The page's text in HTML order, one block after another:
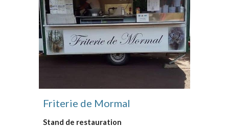
Friterie de Mormal
Stand de restauration